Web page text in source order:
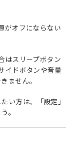
がオフにならない
はスリープボタン
イドボタンや音量
ません。
い方は、「設定」
。